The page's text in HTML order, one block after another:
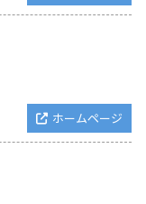
ホームページ